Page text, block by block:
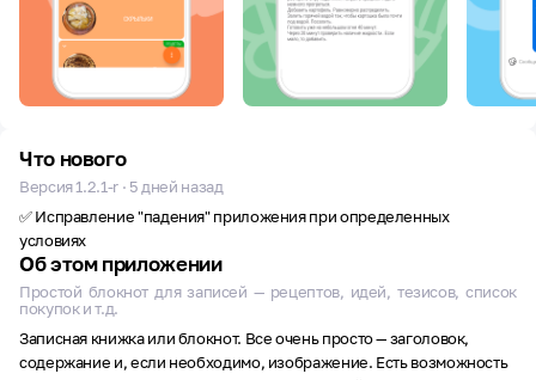
Что нового
Версия 1.2.1-r · 5 дней назад
✅ Исправление "падения" приложения при определенных
условиях
Об этом приложении
Простой блокнот для записей — рецептов, идей, тезисов, список
покупок и т.д.
Записная книжка или блокнот. Все очень просто — заголовок,
содержание и, если необходимо, изображение. Есть возможность